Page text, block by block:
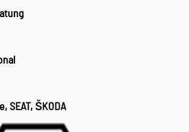
SEAT, ŠKODA